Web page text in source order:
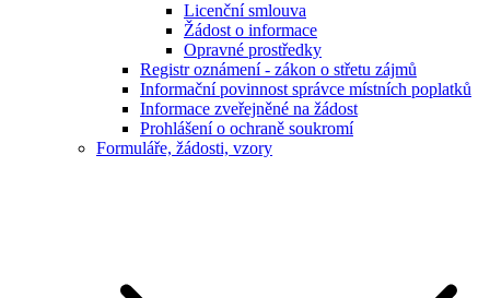
Licenční smlouva
Žádost o informace
Opravné prostředky
Registr oznámení - zákon o střetu zájmů
Informační povinnost správce místních poplatků
Informace zveřejněné na žádost
Prohlášení o ochraně soukromí
Formuláře, žádosti, vzory